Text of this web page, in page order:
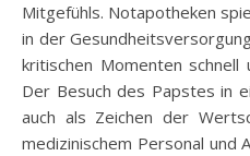
Mitgefühls. Notapotheken
in der
kritischen Momenten
Der Besuch des Papstes in
auch als Zeichen der
medizinischem Personal und